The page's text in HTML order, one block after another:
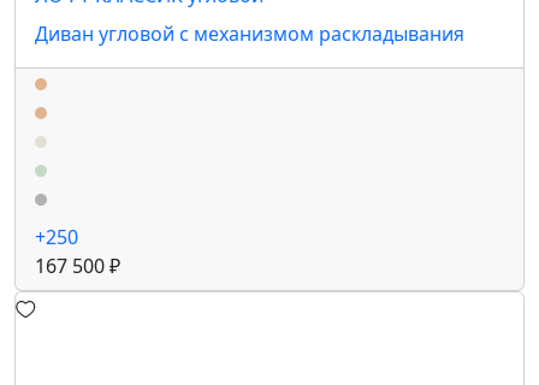
Диван угловой с механизмом раскладывания
+250
167 500 ₽